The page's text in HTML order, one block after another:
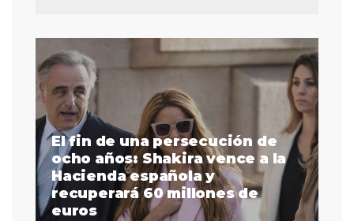
El fin de una persecución de
ocho años: Shakira vence a la
Hacienda española y
recuperará 60 millones de
euros